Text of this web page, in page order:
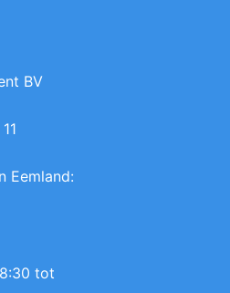
BV
Eemland:
tot